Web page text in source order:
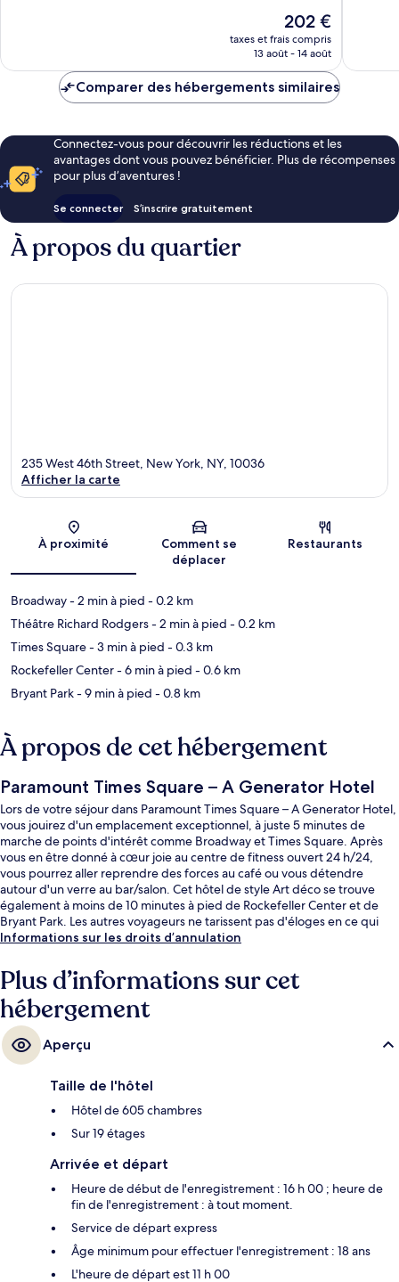
Le
nouveau
prix
de
202 €
taxes et frais compris
13 août - 14 août
Comparer des hébergements similaires
Connectez-vous pour découvrir les réductions et les
avantages dont vous pouvez bénéficier. Plus de récompenses
pour plus d’aventures !
Se connecter S’inscrire gratuitement
À propos du quartier
Carte
235 West 46th Street, New York, NY, 10036
Afficher la carte
À proximité
Comment se
déplacer
Restaurants
Broadway- 2 min à pied - 0.2 km
Théâtre Richard Rodgers- 2 min à pied - 0.2 km
Times Square- 3 min à pied - 0.3 km
Rockefeller Center- 6 min à pied - 0.6 km
Bryant Park- 9 min à pied - 0.8 km
À propos de cet hébergement
Paramount Times Square – A Generator Hotel
Lors de votre séjour dans Paramount Times Square – A Generator Hotel,
vous jouirez d'un emplacement exceptionnel, à juste 5 minutes de
marche de points d'intérêt comme Broadway et Times Square. Après
vous en être donné à cœur joie au centre de fitness ouvert 24 h/24,
vous pourrez aller reprendre des forces au café ou vous détendre
autour d'un verre au bar/salon. Cet hôtel de style Art déco se trouve
également à moins de 10 minutes à pied de Rockefeller Center et de
Bryant Park. Les autres voyageurs ne tarissent pas d'éloges en ce qui
concerne le personnel attentionné et l'emplacement. L'hébergement se
de métro 50th Street (8th Av.) se trouve à 4 min et Station de métro
42nd Street – Port Authority Bus Terminal, à 4 min.
Informations sur les droits d’annulation
Plus d’informations sur cet
hébergement
Aperçu
Taille de l'hôtel
Hôtel de 605 chambres
Sur 19 étages
Arrivée et départ
Heure de début de l'enregistrement : 16 h 00 ; heure de
fin de l'enregistrement : à tout moment.
Service de départ express
Âge minimum pour effectuer l'enregistrement : 18 ans
L'heure de départ est 11 h 00